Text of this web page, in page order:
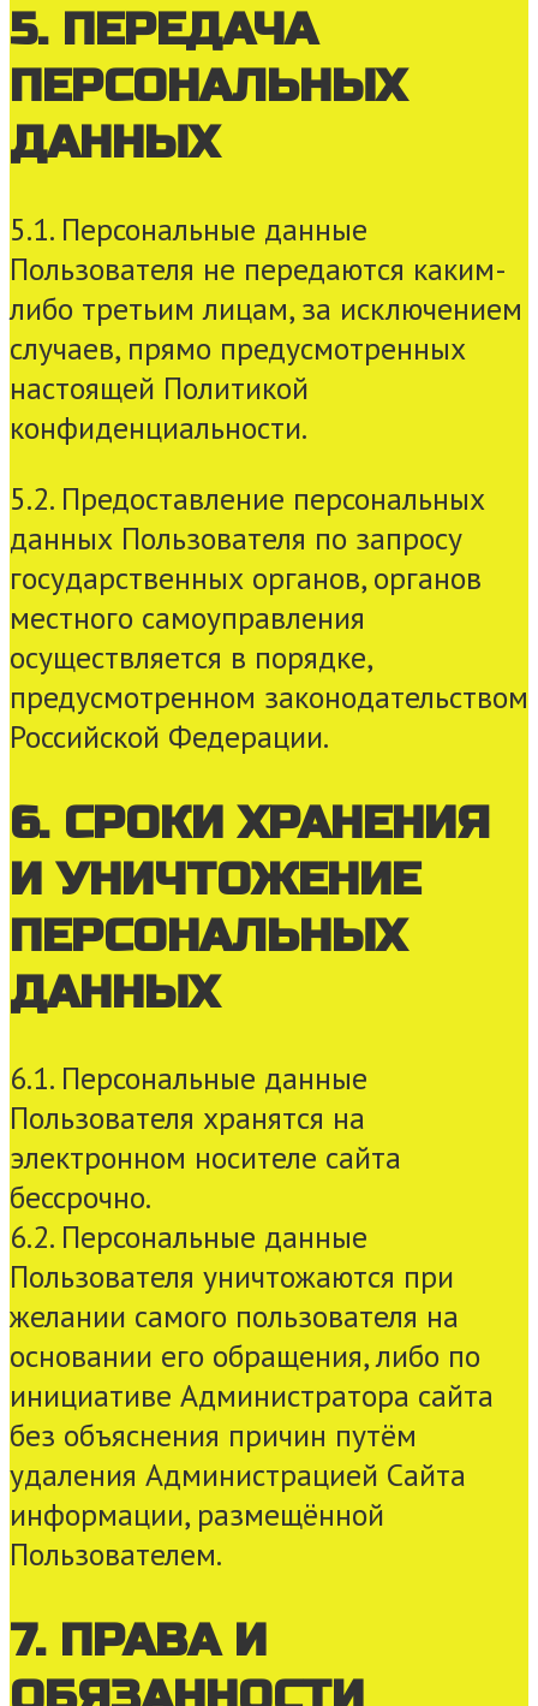
5. ПЕРЕДАЧА
ПЕРСОНАЛЬНЫХ
ДАННЫХ
5.1. Персональные данные
Пользователя не передаются каким-
либо третьим лицам, за исключением
случаев, прямо предусмотренных
настоящей Политикой
конфиденциальности.
5.2. Предоставление персональных
данных Пользователя по запросу
государственных органов, органов
местного самоуправления
осуществляется в порядке,
предусмотренном законодательством
Российской Федерации.
6. СРОКИ ХРАНЕНИЯ
И УНИЧТОЖЕНИЕ
ПЕРСОНАЛЬНЫХ
ДАННЫХ
6.1. Персональные данные
Пользователя хранятся на
электронном носителе сайта
бессрочно.
6.2. Персональные данные
Пользователя уничтожаются при
желании самого пользователя на
основании его обращения, либо по
инициативе Администратора сайта
без объяснения причин путём
удаления Администрацией Сайта
информации, размещённой
Пользователем.
7. ПРАВА И